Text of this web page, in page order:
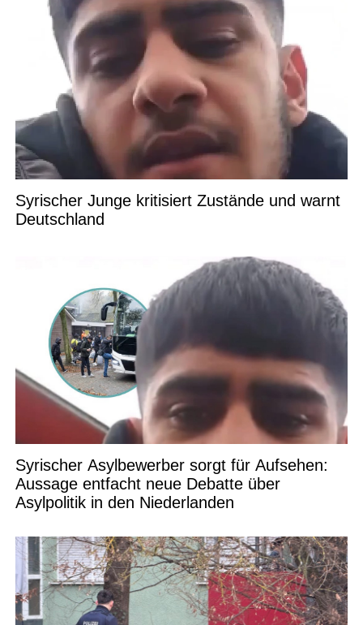
Syrischer Junge kritisiert Zustände und warnt
Deutschland
Syrischer Asylbewerber sorgt für Aufsehen:
Aussage entfacht neue Debatte über
Asylpolitik in den Niederlanden